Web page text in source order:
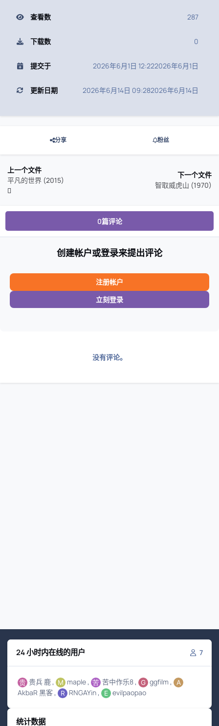
查看数 287
下载数 0
提交于 2026年6月1日 12:222026年6月1日
更新日期 2026年6月14日 09:282026年6月14日
分享 粉丝
上一个文件
平凡的世界 (2015)
下一个文件
智取威虎山 (1970)
0篇评论
创建帐户或登录来提出评论
注册帐户
立刻登录
没有评论。
24 小时内在线的用户 7
贵兵 鹿 maple 苦中作乐8
ggfilm
AkbaR 黑客
RNGAYin evilpaopao
统计数据